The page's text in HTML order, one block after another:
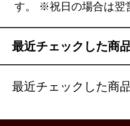
す。 ※祝日の場合は翌
最近チェックした商
最近チェックした商